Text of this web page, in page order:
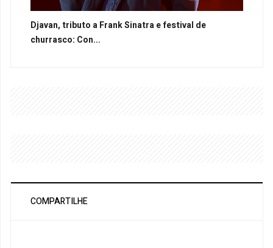
Djavan, tributo a Frank Sinatra e festival de
churrasco: Con...
COMPARTILHE